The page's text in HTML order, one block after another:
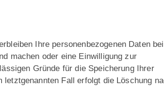
Ihre personenbezogenen Daten
machen oder eine Einwilligung zur
Gründe für die Speicherung Ihrer
Fall erfolgt die Löschung